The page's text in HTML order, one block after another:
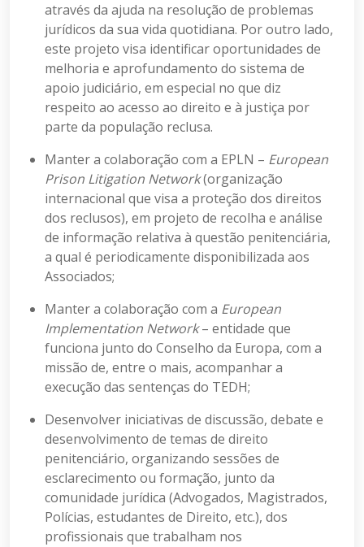
através da ajuda na resolução de problemas
jurídicos da sua vida quotidiana. Por outro lado,
este projeto visa identificar oportunidades de
melhoria e aprofundamento do sistema de
apoio judiciário, em especial no que diz
respeito ao acesso ao direito e à justiça por
parte da população reclusa.
Manter a colaboração com a EPLN – European
Prison Litigation Network(organização
internacional que visa a proteção dos direitos
dos reclusos), em projeto de recolha e análise
de informação relativa à questão penitenciária,
a qual é periodicamente disponibilizada aos
Associados;
Manter a colaboração com a European
Implementation Network– entidade que
funciona junto do Conselho da Europa, com a
missão de, entre o mais, acompanhar a
execução das sentenças do TEDH;
Desenvolver iniciativas de discussão, debate e
desenvolvimento de temas de direito
penitenciário, organizando sessões de
esclarecimento ou formação, junto da
comunidade jurídica (Advogados, Magistrados,
Polícias, estudantes de Direito, etc.), dos
profissionais que trabalham nos